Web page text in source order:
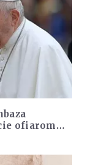
ofiarom